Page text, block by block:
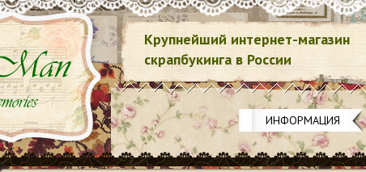
Крупнейший интернет-магазин
скрапбукинга в России
ИНФОРМАЦИЯ